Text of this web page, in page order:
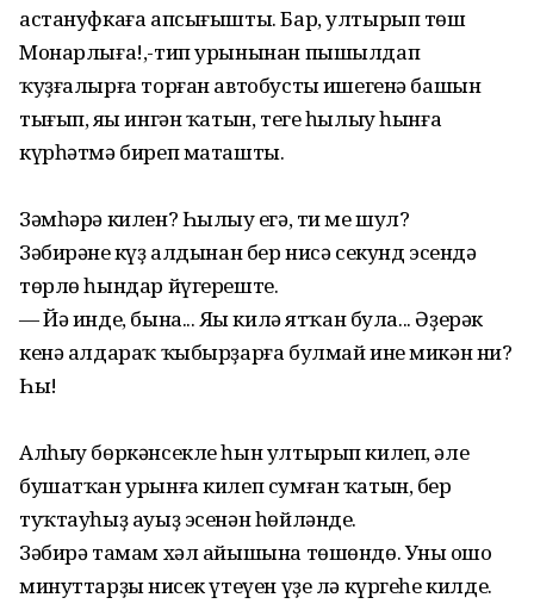
астануфкаға апсығышты. Бар, ултырып төш
Монарлыға!,-тип урынынан пышылдап
ҡуҙғалырға торған автобустың ишегенә башын
тығып, яңы ингән ҡатын, теге һылыу һынға
күрһәтмә биреп маташты.
Зәмһәрә килен? Һылыу еңгә, ти ме шул?
Зәбирәнең күҙ алдынан бер нисә секунд эсендә
төрлө һындар йүгереште.
— Йә инде, бына... Яңы килә ятҡан була... Әҙерәк
кенә алдараҡ ҡыбырҙарға булмай ине микән ни?
Һы!
Алһыу бөркәнсекле һын ултырып килеп, әле
бушатҡан урынға килеп сумған ҡатын, бер
туҡтауһыҙ ауыҙ эсенән һөйләнде.
Зәбирә тамам хәл айышына төшөндө. Уның ошо
минуттарҙың нисек үтеүен үҙе лә күргеһе килде.